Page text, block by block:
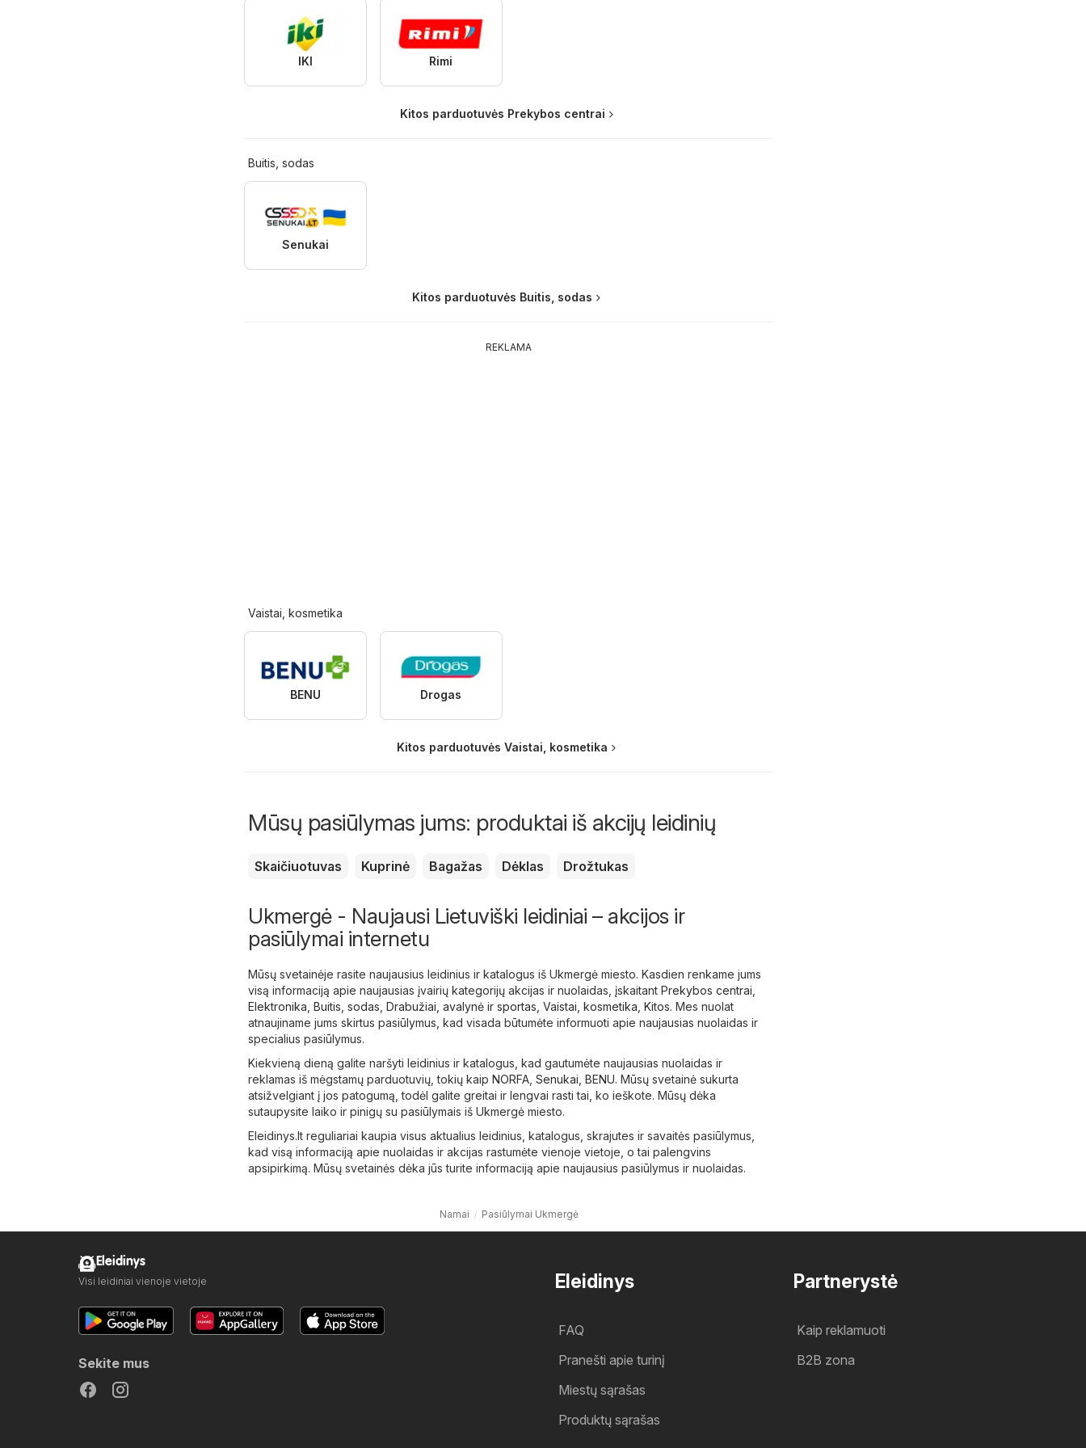
IKI Rimi
Kitos parduotuvės Prekybos centrai
Buitis, sodas
Senukai
Kitos parduotuvės Buitis, sodas
REKLAMA
Vaistai, kosmetika
BENU Drogas
Kitos parduotuvės Vaistai, kosmetika
Mūsų pasiūlymas jums: produktai iš akcijų leidinių
Skaičiuotuvas Kuprinė Bagažas Dėklas Drožtukas
Ukmergė - Naujausi Lietuviški leidiniai – akcijos ir
pasiūlymai internetu
Mūsų svetainėje rasite naujausius leidinius ir katalogus iš Ukmergė miesto. Kasdien renkame jums
visą informaciją apie naujausias įvairių kategorijų akcijas ir nuolaidas, įskaitant Prekybos centrai
Elektronika Buitis, sodas Drabužiai, avalynė ir sportas Vaistai, kosmetika Kitos. Mes nuolat
atnaujiname jums skirtus pasiūlymus, kad visada būtumėte informuoti apie naujausias nuolaidas ir
specialius pasiūlymus.
Kiekvieną dieną galite naršyti leidinius ir katalogus, kad gautumėte naujausias nuolaidas ir
reklamas iš mėgstamų parduotuvių, tokių kaip NORFA Senukai BENU. Mūsų svetainė sukurta
atsižvelgiant į jos patogumą, todėl galite greitai ir lengvai rasti tai, ko ieškote. Mūsų dėka
sutaupysite laiko ir pinigų su pasiūlymais iš Ukmergė miesto.
Eleidinys.lt reguliariai kaupia visus aktualius leidinius, katalogus, skrajutes ir savaitės pasiūlymus,
kad visą informaciją apie nuolaidas ir akcijas rastumėte vienoje vietoje, o tai palengvins
apsipirkimą. Mūsų svetainės dėka jūs turite informaciją apie naujausius pasiūlymus ir nuolaidas.
Namai Pasiūlymai Ukmergė
Eleidinys
FAQ
Pranešti apie turinį
Miestų sąrašas
Produktų sąrašas
Partnerystė
Kaip reklamuoti
B2B zona
Eleidinys
Visi leidiniai vienoje vietoje
Sekite mus